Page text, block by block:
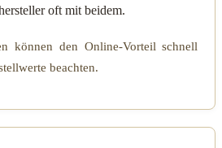
oft mit beidem.
können den Online-Vorteil schnell
beachten.